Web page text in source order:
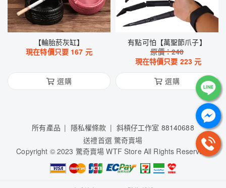
【輪胎菸灰缸】
現在特價只要 167 元
選購
有點可怕【萬聖節爪子】
原價：240
現在特價只要 223 元
選購
所有產品 隱私權條款
斜槓仔工作室 88140688
送禮首選 驚奇賣場
Copyright © 2023 驚奇賣場 WTF Store All Rights Reserved.